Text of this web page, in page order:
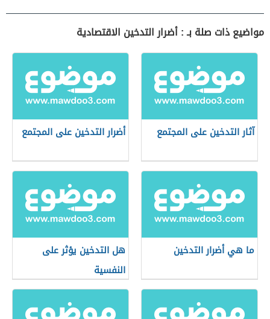
مواضيع ذات صلة بـ : أضرار التدخين الاقتصادية
آثار التدخين على المجتمع أضرار التدخين على المجتمع
ما هي أضرار التدخين
هل التدخين يؤثر على
النفسية